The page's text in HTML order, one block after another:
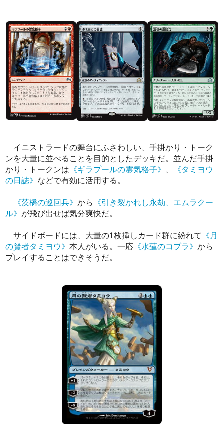
イニストラードの舞台にふさわしい、手掛かり・トーク
ンを大量に並べることを目的としたデッキだ。並んだ手掛
かり・トークンは 《ギラプールの霊気格子》 、
《タミヨウ
の日誌》 などで有効に活用する。
《茨橋の巡回兵》から 《引き裂かれし永劫、エムラクー
ル》 が飛び出せば気分爽快だ。
サイドボードには、大量の1枚挿しカード群に紛れて 《月
の賢者タミヨウ》本人がいる。一応 《水蓮のコブラ》から
プレイすることはできそうだ。